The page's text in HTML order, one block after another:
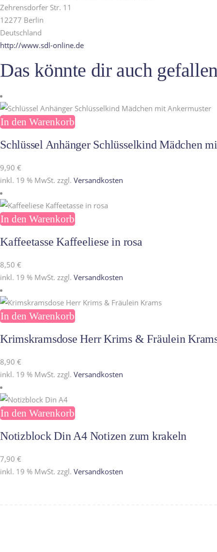
Zehrensdorfer Str. 11
12277 Berlin
Deutschland
http://www.sdl-online.de
Das könnte dir auch
In den Warenkorb
Schlüssel Anhänger Schlüsselkind Mädchen
9,90 €
inkl. 19 % MwSt. zzgl. Versandkosten
In den Warenkorb
Kaffeetasse Kaffeeliese in rosa
8,50 €
inkl. 19 % MwSt. zzgl. Versandkosten
In den Warenkorb
Krimskramsdose Herr Krims & Fräulein
8,90 €
inkl. 19 % MwSt. zzgl. Versandkosten
In den Warenkorb
Notizblock Din A4 Notizen zum krakeln
7,90 €
inkl. 19 % MwSt. zzgl. Versandkosten